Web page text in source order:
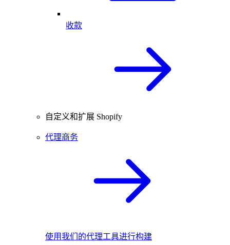
收款
自定义和扩展 Shopify
代理商务
使用我们的代理工具进行构建